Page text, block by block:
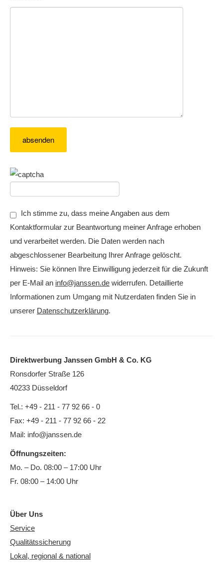
Ich stimme zu, dass meine Angaben aus dem
Kontaktformular zur Beantwortung meiner Anfrage erhoben
und verarbeitet werden. Die Daten werden nach
abgeschlossener Bearbeitung Ihrer Anfrage gelöscht.
Hinweis: Sie können Ihre Einwilligung jederzeit für die Zukunft
per E-Mail an info@janssen.de widerrufen. Detaillierte
Informationen zum Umgang mit Nutzerdaten finden Sie in
unserer Datenschutzerklärung.
Direktwerbung Janssen GmbH & Co. KG
Ronsdorfer Straße 126
40233 Düsseldorf
Tel.: +49 - 211 - 77 92 66 - 0
Fax: +49 - 211 - 77 92 66 - 22
Mail: info@janssen.de
Öffnungszeiten:
Mo. – Do. 08:00 – 17:00 Uhr
Fr. 08:00 – 14:00 Uhr
Über Uns
Service
Qualitätssicherung
Lokal, regional & national